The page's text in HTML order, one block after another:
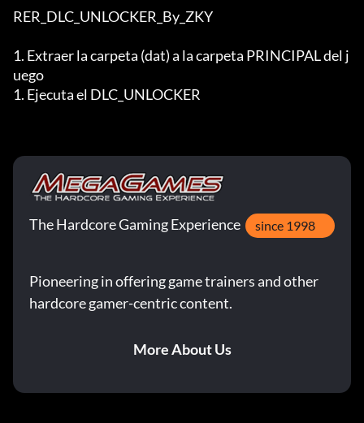
RER_DLC_UNLOCKER_By_ZKY
1. Extraer la carpeta (dat) a la carpeta PRINCIPAL del j
uego
1. Ejecuta el DLC_UNLOCKER
The Hardcore Gaming Experience since 1998
Pioneering in offering game trainers and other
hardcore gamer-centric content.
More About Us